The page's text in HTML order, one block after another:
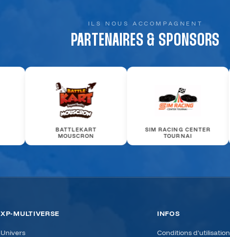
ILS NOUS ACCOMPAGNENT
PARTENAIRES & SPONSORS
SIM RACING CENTER
TOURNAI
ESCALE AVENTURE
XP-MULTIVERSE
Univers
INFOS
Conditions d'utilisation